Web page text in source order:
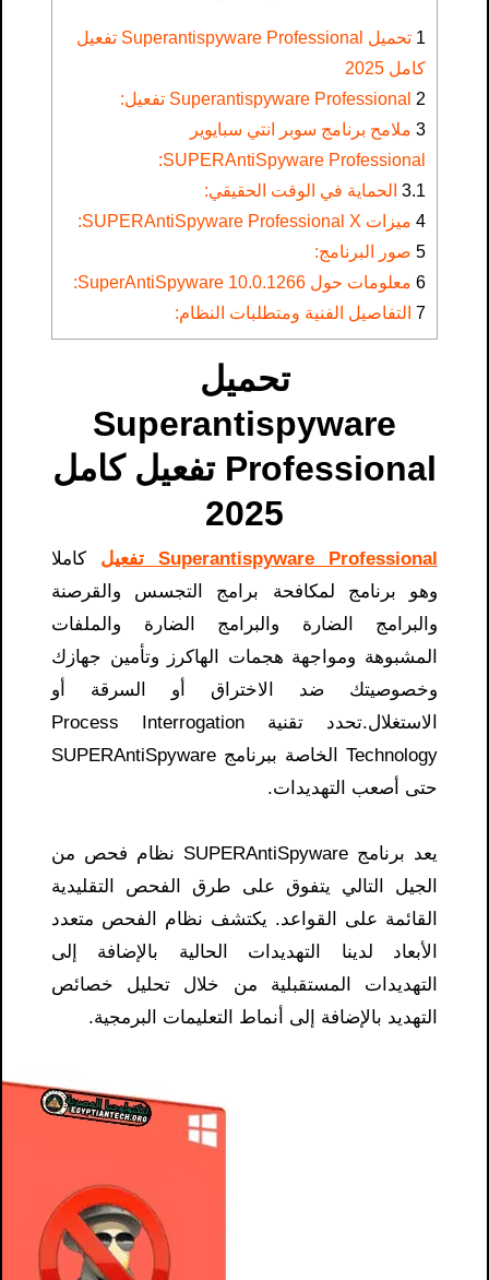
1
تحميل Superantispyware Professional تفعيل
كامل 2025
2
3 ملامح برنامج سوبر انتي سبايوير
SUPERAntiSpyware Professional:
3.1 الحماية في الوقت الحقيقي:
4 ميزات SUPERAntiSpyware Professional X:
5 صور البرنامج:
6 معلومات حول SuperAntiSpyware 10.0.1266:
7 التفاصيل الفنية ومتطلبات النظام:
تحميل
Superantispyware
Professional تفعيل كامل
2025
Superantispyware Professional تفعيل
كاملا
وهو برنامج لمكافحة برامج التجسس والقرصنة
والبرامج الضارة والبرامج الضارة والملفات
المشبوهة ومواجهة هجمات الهاكرز وتأمين جهازك
وخصوصيتك ضد الاختراق أو السرقة أو
الاستغلال.تحدد تقنية Process Interrogation
Technology الخاصة ببرنامج SUPERAntiSpyware
حتى أصعب التهديدات.
يعد برنامج SUPERAntiSpyware نظام فحص من
الجيل التالي يتفوق على طرق الفحص التقليدية
القائمة على القواعد. يكتشف نظام الفحص متعدد
الأبعاد لدينا التهديدات الحالية بالإضافة إلى
التهديدات المستقبلية من خلال تحليل خصائص
التهديد بالإضافة إلى أنماط التعليمات البرمجية.